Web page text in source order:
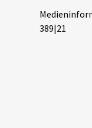
Spenden
389|21